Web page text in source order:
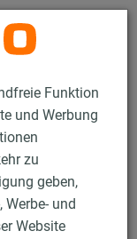
Funktion
und Werbung
zu
geben,
und
Website
Kontakt